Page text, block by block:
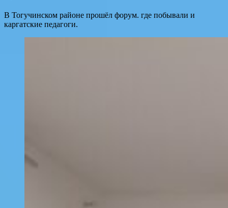
В Тогучинском районе прошёл форум. где побывали и
каргатские педагоги.